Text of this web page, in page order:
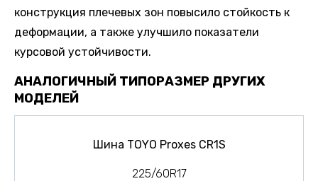
конструкция плечевых зон повысило стойкость к
деформации, а также улучшило показатели
курсовой устойчивости.
АНАЛОГИЧНЫЙ ТИПОРАЗМЕР ДРУГИХ
МОДЕЛЕЙ
Шина TOYO Proxes CR1S
225/60R17